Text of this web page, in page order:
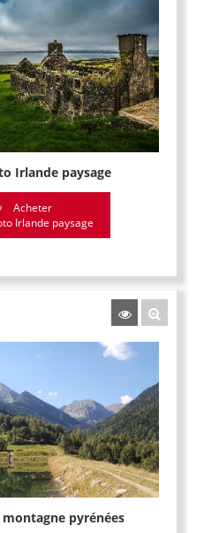
Irlande paysage
Acheter
Irlande paysage
pyrénées